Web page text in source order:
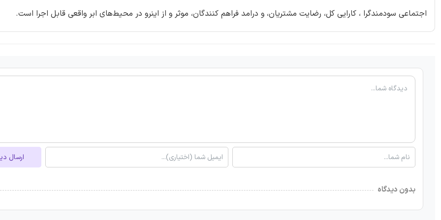
اجتماعی سودمندگرا ، کارایی کل، رضایت مشتریان، و درامد فراهم کنندگان، موثر و از اینرو در محیط‌های ابر واقعی قابل اجرا است.
ارسال
بدون دیدگاه